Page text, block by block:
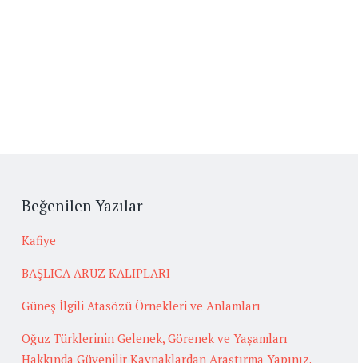
Beğenilen Yazılar
Kafiye
BAŞLICA ARUZ KALIPLARI
Güneş İlgili Atasözü Örnekleri ve Anlamları
Oğuz Türklerinin Gelenek, Görenek ve Yaşamları
Hakkında Güvenilir Kaynaklardan Araştırma Yapınız.